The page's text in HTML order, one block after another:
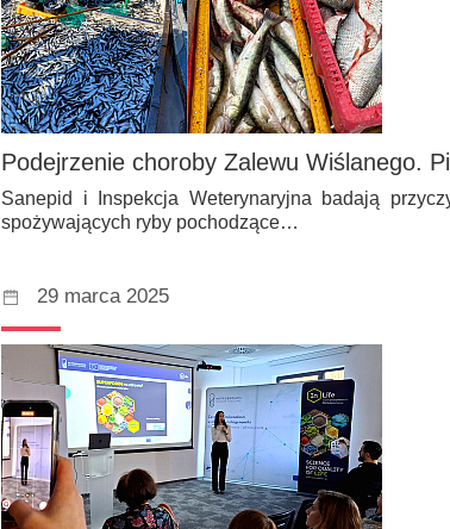
Podejrzenie choroby Zalewu Wiślanego.
Sanepid i Inspekcja Weterynaryjna badają
spożywających ryby pochodzące…
29 marca 2025